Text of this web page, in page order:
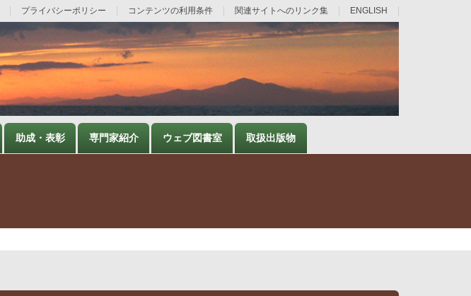
プライバシーポリシー コンテンツの利用条件 関連サイトへのリンク集 ENGLISH
助成・表彰 専門家紹介 ウェブ図書室 取扱出版物